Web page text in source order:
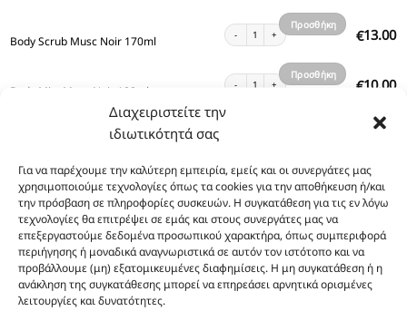
Διαχειριστείτε την
ιδιωτικότητά σας
Για να παρέχουμε την καλύτερη εμπειρία, εμείς και οι συνεργάτες μας
χρησιμοποιούμε τεχνολογίες όπως τα cookies για την αποθήκευση ή/και
την πρόσβαση σε πληροφορίες συσκευών. Η συγκατάθεση για τις εν λόγω
τεχνολογίες θα επιτρέψει σε εμάς και στους συνεργάτες μας να
επεξεργαστούμε δεδομένα προσωπικού χαρακτήρα, όπως συμπεριφορά
περιήγησης ή μοναδικά αναγνωριστικά σε αυτόν τον ιστότοπο και να
προβάλλουμε (μη) εξατομικευμένες διαφημίσεις. Η μη συγκατάθεση ή η
ανάκληση της συγκατάθεσης μπορεί να επηρεάσει αρνητικά ορισμένες
λειτουργίες και δυνατότητες.
καλάθι
Body Scrub Musc Noir 170ml €13.00
Body Scrub Musc Noir 170ml ποσότητα
Προσθήκη
καλάθι
Body Mist Musc Noir 100ml €10.00
Body Mist Musc Noir 100ml ποσότητα
Προσθήκη
Body Lotion Musc Noir 200ml 12.00
καλάθι
Body Lotion Gold Shimmer Musc Noir 200ml €13.00
Body Lotion Gold Shimmer Musc Noir 200ml
Προσθήκη
στο
καλάθι
Body Lotion Musc Noir 100ml €8.00
Body Lotion Musc Noir 100ml ποσότητα
Προσθήκη
στο
καλάθι
Body Butter Musc Noir 200ml €12.00
Body Butter Musc Noir 200ml ποσότητα
Προσθήκη
στο